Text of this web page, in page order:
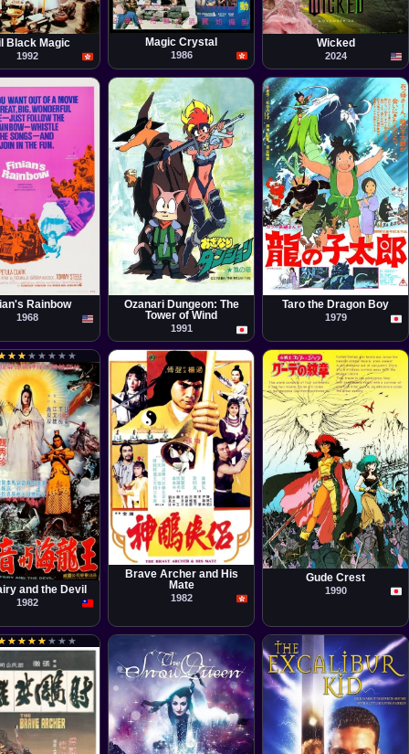
Hua
Black Magic
1992
Película
Wong Jing
Magic Crystal
1986
Película
Jon M. Chu
Wicked
2024
Ford Coppola
Rainbow
1968
Serie
Ozanari Dungeon: The
Tower of Wind
1991
Película
Kirio Urayama
Taro the Dragon Boy
1979
★
★ ★
★ ★
★ ★
★ ★
★ ★
★ ★
★
Tai
and the Devil
1982
Película
Chang Cheh
Brave Archer and His
Mate
1982
Película
Kazuhito Kikuchi
Gude Crest
1990
★
★ ★
★ ★
★ ★
★ ★
★ ★
★ ★
★